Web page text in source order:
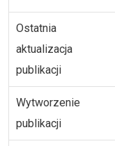
Ostatnia
aktualizacja
publikacji
Wytworzenie
publikacji